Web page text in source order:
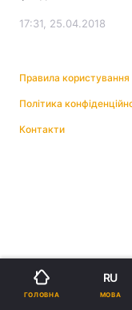
17:31, 25.04.2018
Правила
Політика
Контакти
ГОЛОВНА
RU
МОВА